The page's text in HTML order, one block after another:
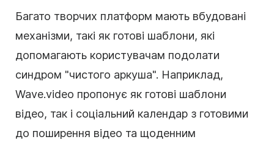
Багато творчих платформ мають вбудовані
механізми, такі як готові шаблони, які
допомагають користувачам подолати
синдром "чистого аркуша". Наприклад,
Wave.video пропонує як готові шаблони
відео, так і соціальний календар з готовими
до поширення відео та щоденним